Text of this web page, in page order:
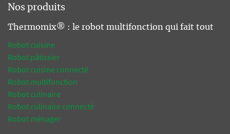
Nos produits
Thermomix® : le robot multifonction qui fait tout
Robot cuisine
Robot pâtissier
Robot cuisine connecté
Robot multifonction
Robot culinaire
Robot culinaire connecté
Robot ménager